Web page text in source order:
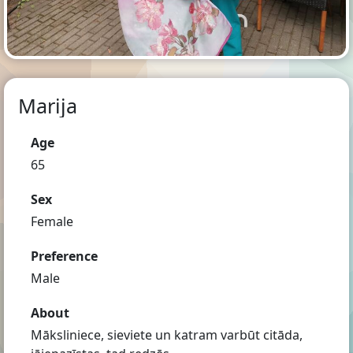
Marija
Age
65
Sex
Female
Preference
Male
About
Māksliniece, sieviete un katram varbūt citāda,